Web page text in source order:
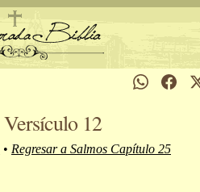
12
• Regresar a Salmos Capítulo 25